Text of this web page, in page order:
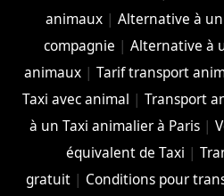
animaux| Alternative à
compagnie | Alternative à
animaux |Tarif transport
Taxi avec animal | Transport
à un Taxi animalier à Paris |
équivalent de Taxi |
gratuit | Conditions pour